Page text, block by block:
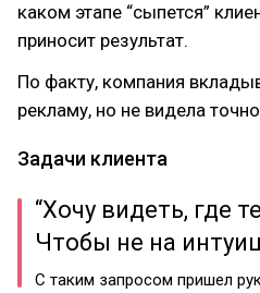
каком этапе “сыпется”
приносит результат.
По факту, компания
рекламу, но не видела
Задачи клиента
“Хочу видеть, где
Чтобы не на
С таким запросом пришел